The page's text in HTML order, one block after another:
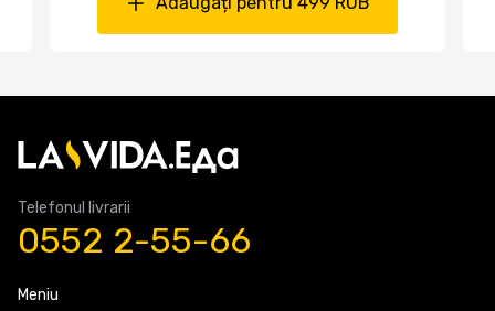
Telefonul livrarii
0552 2-55-66
Meniu